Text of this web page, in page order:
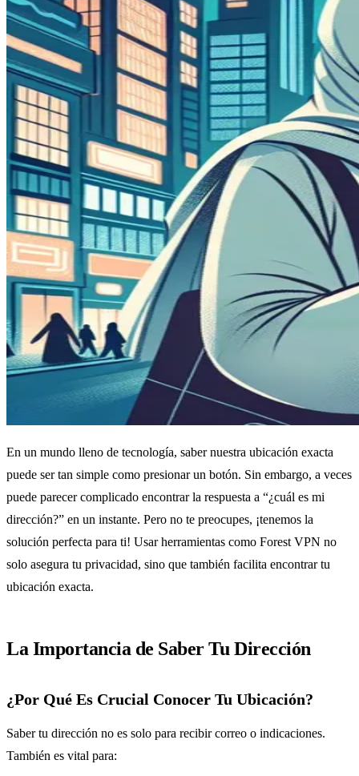
En un mundo lleno de tecnología, saber nuestra ubicación exacta
puede ser tan simple como presionar un botón. Sin embargo, a veces
puede parecer complicado encontrar la respuesta a “¿cuál es mi
dirección?” en un instante. Pero no te preocupes, ¡tenemos la
solución perfecta para ti! Usar herramientas como Forest VPN no
solo asegura tu privacidad, sino que también facilita encontrar tu
ubicación exacta.
La Importancia de Saber Tu Dirección
¿Por Qué Es Crucial Conocer Tu Ubicación?
Saber tu dirección no es solo para recibir correo o indicaciones.
También es vital para: